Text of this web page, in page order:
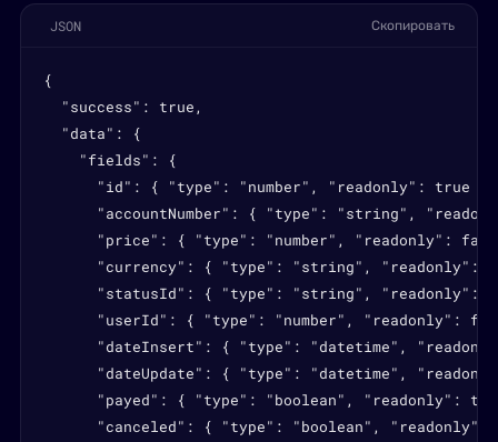
JSON Скопировать
{
  "success": true,
  "data": {
    "fields": {
      "id": { "type": "number", "readonly": true },
"accountNumber": { "type": "string",
"price": { "type": "number", "readonly":
"currency": { "type": "string", "readonly":
"statusId": { "type": "string", "readonly":
"userId": { "type": "number", "readonly":
"dateInsert": { "type": "datetime",
"dateUpdate": { "type": "datetime",
"payed": { "type": "boolean", "readonly":
"canceled": { "type": "boolean", "readonly":